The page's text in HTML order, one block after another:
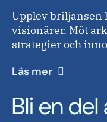
Upplev briljansen
visionärer. Möt
strategier och
Läs mer
Bli en